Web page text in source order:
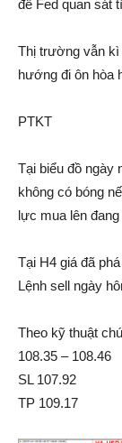
để Fed quan sát
Thị trường vẫn
hướng đi ôn hòa
PTKT
Tại biểu đồ ngày
không có bóng
lực mua lên
Tại H4 giá đã
Lệnh sell ngày
Theo kỹ thuật
108.35 – 108.46
SL 107.92
TP 109.17